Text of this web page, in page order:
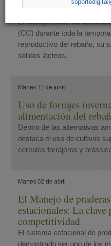
rebaños lecheros
El manejo eficaz de la
(CC) durante toda la
reproductivo del rebaño, su
sólidos lácteos.
Martes 11 de junio
Uso de forrajes
alimentación del
Dentro de las alternativas
destaca el uso de cultivos
cereales forrajeros y
Martes 02 de abril
El Manejo de
estacionales: La clave
competitividad
El sistema estacional de
demostrado ser uno de los